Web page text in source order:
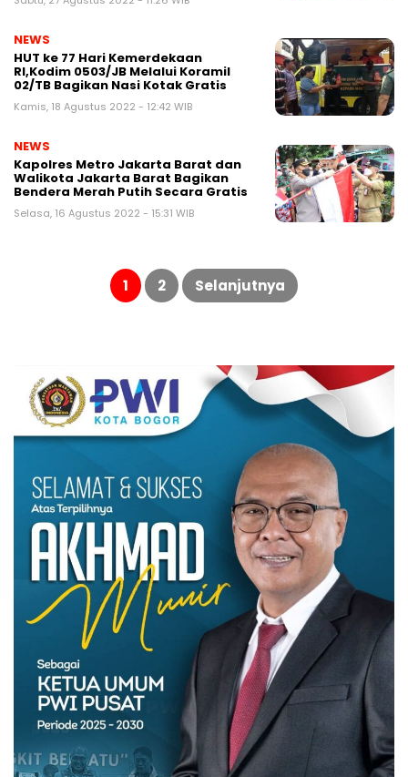
NEWS
HUT ke 77 Hari Kemerdekaan
RI,Kodim 0503/JB Melalui Koramil
02/TB Bagikan Nasi Kotak Gratis
Kamis, 18 Agustus 2022 - 12:42 WIB
NEWS
Kapolres Metro Jakarta Barat dan
Walikota Jakarta Barat Bagikan
Bendera Merah Putih Secara Gratis
Selasa, 16 Agustus 2022 - 15:31 WIB
Paginasi
1 2 Selanjutnya